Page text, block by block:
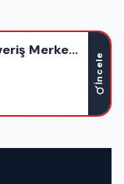
Merkezi
İncele